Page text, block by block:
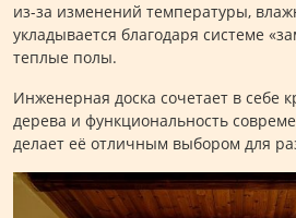
из-за изменений температуры,
укладывается благодаря системе
теплые полы.
Инженерная доска сочетает в себе
дерева и функциональность
делает её отличным выбором для